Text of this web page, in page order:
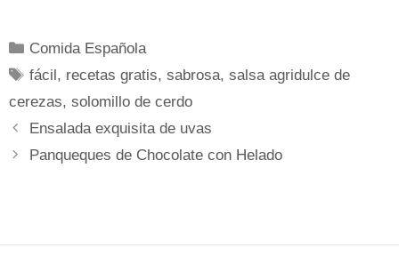
Comida Española
fácil, recetas gratis,sabrosa,salsa agridulce de
cerezas, solomillo de cerdo
Ensalada exquisita de uvas
Panqueques de Chocolate con Helado